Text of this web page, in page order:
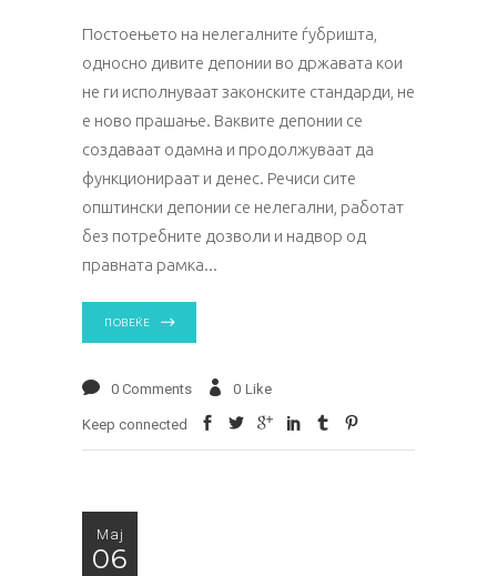
Постоењето на нелегалните ѓубришта,
односно дивите депонии во државата кои
не ги исполнуваат законските стандарди, не
е ново прашање. Ваквите депонии се
создаваат одамна и продолжуваат да
функционираат и денес. Речиси сите
општински депонии се нелегални, работат
без потребните дозволи и надвор од
правната рамка
ПОВЕЌЕ
0 Comments 0 Like
Keep connected
Мај
06